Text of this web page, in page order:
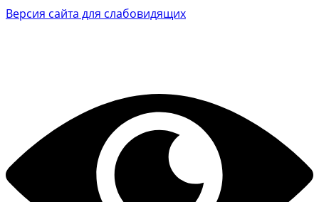
Версия сайта для слабовидящих